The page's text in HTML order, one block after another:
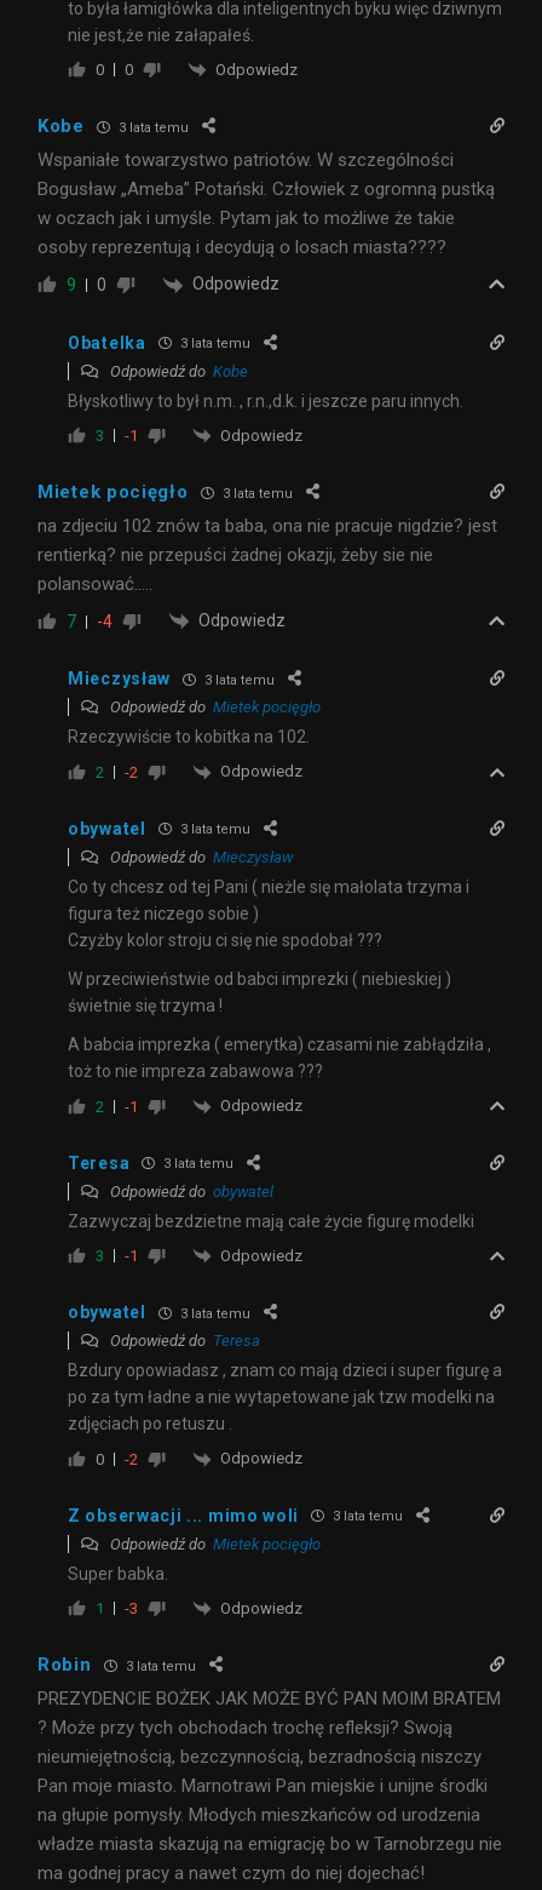
to była łamigłówka dla inteligentnych byku więc dziwnym
nie jest,że nie załapałeś.
0 0 Odpowiedz
Kobe 3 lata temu
Wspaniałe towarzystwo patriotów. W szczególności
Bogusław „Ameba” Potański. Człowiek z ogromną pustką
w oczach jak i umyśle. Pytam jak to możliwe że takie
osoby reprezentują i decydują o losach miasta????
9 0 Odpowiedz
Obatelka 3 lata temu
Odpowiedź do Kobe
Błyskotliwy to był n.m. , r.n.,d.k. i jeszcze paru innych.
3 -1 Odpowiedz
Mietek pocięgło 3 lata temu
na zdjeciu 102 znów ta baba, ona nie pracuje nigdzie? jest
rentierką? nie przepuści żadnej okazji, żeby sie nie
polansować…..
7 -4 Odpowiedz
Mieczysław 3 lata temu
Odpowiedź do Mietek pocięgło
Rzeczywiście to kobitka na 102.
2 -2 Odpowiedz
obywatel 3 lata temu
Odpowiedź do Mieczysław
Co ty chcesz od tej Pani ( nieżle się małolata trzyma i
figura też niczego sobie )
Czyżby kolor stroju ci się nie spodobał ???
W przeciwieństwie od babci imprezki ( niebieskiej )
świetnie się trzyma !
A babcia imprezka ( emerytka) czasami nie zabłądziła ,
toż to nie impreza zabawowa ???
2 -1 Odpowiedz
Teresa 3 lata temu
Odpowiedź do obywatel
Zazwyczaj bezdzietne mają całe życie figurę modelki
3 -1 Odpowiedz
obywatel 3 lata temu
Odpowiedź do Teresa
Bzdury opowiadasz , znam co mają dzieci i super figurę a
po za tym ładne a nie wytapetowane jak tzw modelki na
zdjęciach po retuszu .
0 -2 Odpowiedz
Z obserwacji ... mimo woli 3 lata temu
Odpowiedź do Mietek pocięgło
Super babka.
1 -3 Odpowiedz
Robin 3 lata temu
PREZYDENCIE BOŻEK JAK MOŻE BYĆ PAN MOIM BRATEM
? Może przy tych obchodach trochę refleksji? Swoją
nieumiejętnością, bezczynnością, bezradnością niszczy
Pan moje miasto. Marnotrawi Pan miejskie i unijne środki
na głupie pomysły. Młodych mieszkańców od urodzenia
władze miasta skazują na emigrację bo w Tarnobrzegu nie
ma godnej pracy a nawet czym do niej dojechać!